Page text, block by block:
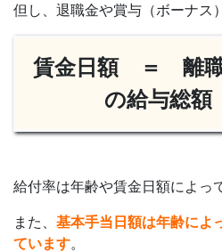
但し、退職金や賞与（ボーナス
賃金日額 ＝ 離職
の給与総
給付率は年齢や賃金日額によっ
また、 基本手当日額は年齢によ
ています。